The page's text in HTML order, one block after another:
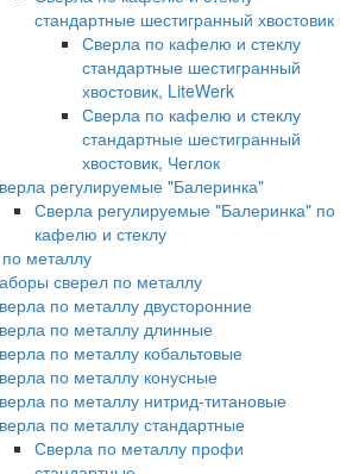
стандартные шестигранный хвостовик
Сверла по кафелю и стеклу
стандартные шестигранный
хвостовик, LiteWerk
Сверла по кафелю и стеклу
стандартные шестигранный
хвостовик, Чеглок
регулируемые "Балеринка"
Сверла регулируемые "Балеринка" по
кафелю и стеклу
металлу
сверел по металлу
по металлу двусторонние
по металлу длинные
по металлу кобальтовые
по металлу конусные
по металлу нитрид-титановые
по металлу стандартные
Сверла по металлу профи